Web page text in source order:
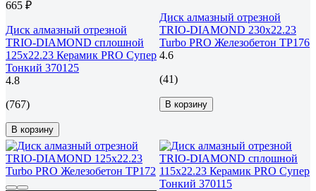
665 ₽
Диск алмазный отрезной
TRIO-DIAMOND сплошной
125x22.23 Керамик PRO Супер
Тонкий 370125
4.8
(767)
В корзину
Диск алмазный отрезной
TRIO-DIAMOND 230x22.23
Turbo PRO Железобетон TP176
4.6
(41)
В корзину